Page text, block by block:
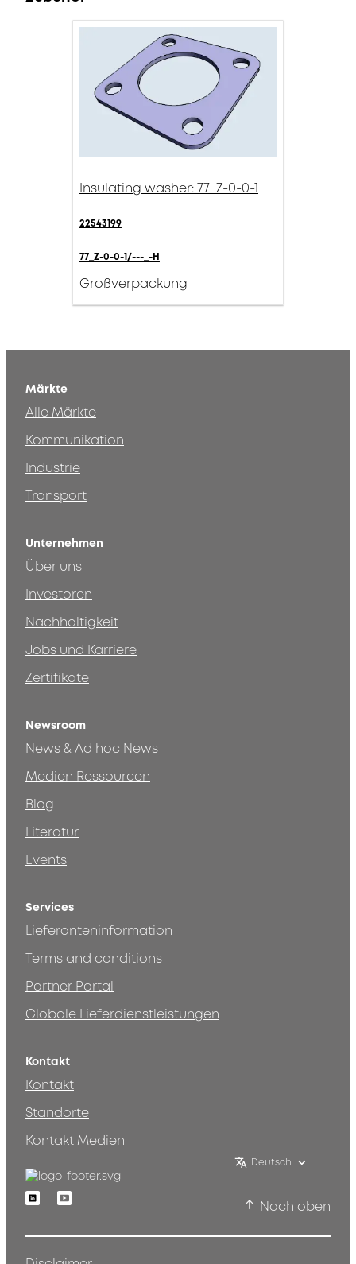
Insulating washer: 77_Z-0-0-1
22543199
77_Z-0-0-1/---_-H
Großverpackung
Märkte
Alle Märkte
Kommunikation
Industrie
Transport
Unternehmen
Über uns
Investoren
Nachhaltigkeit
Jobs und Karriere
Zertifikate
Newsroom
News & Ad hoc News
Medien Ressourcen
Blog
Literatur
Events
Services
Lieferanteninformation
Terms and conditions
Partner Portal
Globale Lieferdienstleistungen
Kontakt
Kontakt
Standorte
Kontakt Medien
Deutsch
LinkedinYoutube
Nach oben